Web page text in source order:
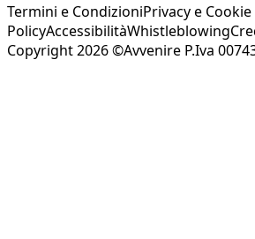
Termini e CondizioniPrivacy e Cookie
PolicyAccessibilitàWhistleblowing
Copyright 2026 ©Avvenire P.Iva